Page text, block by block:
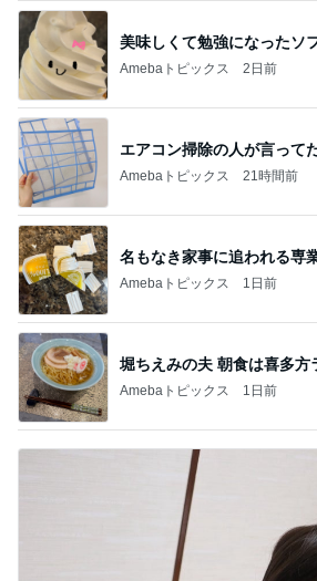
美味しくて勉強になったソ
Amebaトピックス 2日前
エアコン掃除の人が言って
Amebaトピックス 21時間前
名もなき家事に追われる専
Amebaトピックス 1日前
堀ちえみの夫 朝食は喜多方
Amebaトピックス 1日前